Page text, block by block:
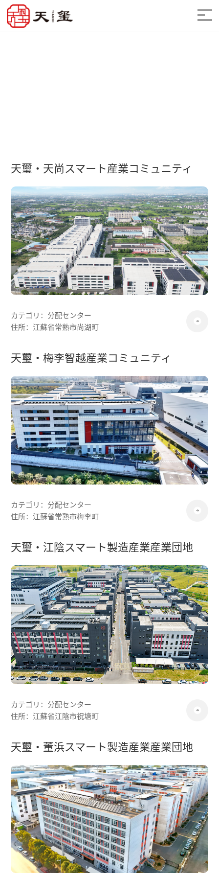
天璽・天尚スマート産業コミュニティ
カテゴリ：分配センター
住所：江蘇省常熟市尚湖町
天璽・梅李智越産業コミュニティ
カテゴリ：分配センター
住所：江蘇省常熟市梅李町
天璽・江陰スマート製造産業産業団地
カテゴリ：分配センター
住所：江蘇省江陰市祝塘町
天璽・董浜スマート製造産業産業団地